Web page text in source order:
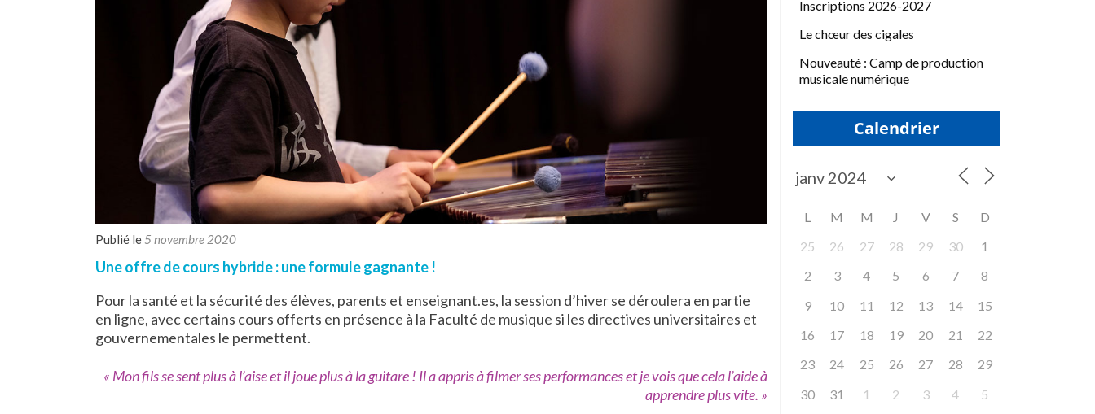
Publié le 5 novembre 2020
Une offre de cours hybride : une formule gagnante !
Pour la santé et la sécurité des élèves, parents et enseignant.es, la session d’hiver se déroulera en partie
en ligne, avec certains cours offerts en présence à la Faculté de musique si les directives universitaires et
gouvernementales le permettent.
« Mon fils se sent plus à l’aise et il joue plus à la guitare ! Il a appris à filmer ses performances et je vois que cela l’aide à
apprendre plus vite. »
Inscriptions 2026-2027
Le chœur des cigales
Nouveauté : Camp de production
musicale numérique
Calendrier
L M M J V S
D
25
26 27 28 29 30
1
2
3 4 5 6 7
8
9
10 11 12 13 14
15
16
17 18 19 20 21
22
23
24 25 26 27 28
29
30
31 1 2 3 4 5